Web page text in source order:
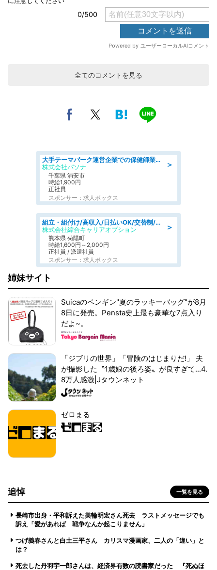
全てのコメントを見る
＞
大手テーマパーク運営企業での保健師業務/シフト/要資格:保健師
株式会社パソナ
千葉県 浦安市
時給1,900円
正社員
スポンサー：求人ボックス
＞
組立・組付け/高収入/日払いOK/交替制/20・30・40代活躍中/製造 工場
株式会社綜合キャリアオプション
熊本県 菊陽町
時給1,600円～2,000円
正社員 / 派遣社員
スポンサー：求人ボックス
姉妹サイト
Suicaのペンギン"夏のラッキーバッグ"が8月
8日に発売。Pensta史上最も豪華な7点入り
だよ~。
「ジブリの世界」「冒険のはじまりだ!」 夫
が撮影した〝1歳娘の後ろ姿〟が良すぎて...4.
8万人感激|Jタウンネット
ゼロまる
追悼 一覧を見る
長崎市出身・平和訴えた美輪明宏さん死去 ラストメッセージでも
訴え「愛があれば 戦争なんか起こりません」
つげ義春さんと白土三平さん カリスマ漫画家、二人の「違い」と
は？
死去した丹羽宇一郎さんは、経済界有数の読書家だった 『死ぬほ